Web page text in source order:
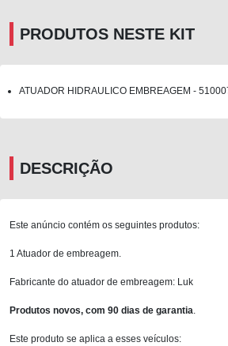
PRODUTOS NESTE KIT
ATUADOR HIDRAULICO EMBREAGEM -
DESCRIÇÃO
Este anúncio contém os seguintes produtos:
1 Atuador de embreagem.
Fabricante do atuador de embreagem: Luk
Produtos novos, com 90 dias de garantia
Este produto se aplica a esses veículos: